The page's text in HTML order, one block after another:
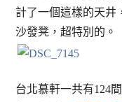
計了一個這樣的天井
沙發凳，超特別的。
台北慕軒一共有124